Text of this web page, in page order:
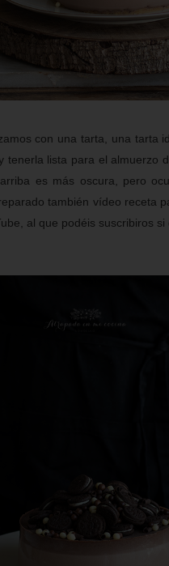
con una tarta, una tarta
lista para el almuerzo
es más oscura, pero
también vídeo receta
al que podéis suscribiros